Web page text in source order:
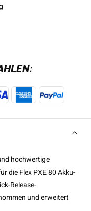
hochwertige
die Flex PXE 80 Akku-
Release-
und erweitert